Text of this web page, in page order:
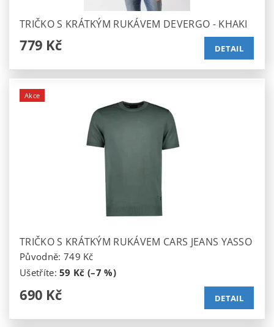
TRIČKO S KRÁTKÝM RUKÁVEM DEVERGO - KHAKI
779 Kč DETAIL
Akce
TRIČKO S KRÁTKÝM RUKÁVEM CARS JEANS YASSO
Původně: 749 Kč
Ušetříte:59 Kč (–7 %)
690 Kč DETAIL